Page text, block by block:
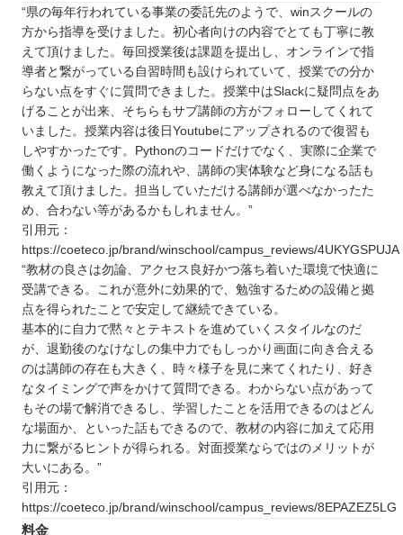
“県の毎年行われている事業の委託先のようで、winスクールの
方から指導を受けました。初心者向けの内容でとても丁寧に教
えて頂けました。毎回授業後は課題を提出し、オンラインで指
導者と繋がっている自習時間も設けられていて、授業での分か
らない点をすぐに質問できました。授業中はSlackに疑問点をあ
げることが出来、そちらもサブ講師の方がフォローしてくれて
いました。授業内容は後日Youtubeにアップされるので復習も
しやすかったです。Pythonのコードだけでなく、実際に企業で
働くようになった際の流れや、講師の実体験など身になる話も
教えて頂けました。担当していただける講師が選べなかったた
め、合わない等があるかもしれません。”
引用元：
https://coeteco.jp/brand/winschool/campus_reviews/4UKYGSPUJA
“教材の良さは勿論、アクセス良好かつ落ち着いた環境で快適に
受講できる。これが意外に効果的で、勉強するための設備と拠
点を得られたことで安定して継続できている。
基本的に自力で黙々とテキストを進めていくスタイルなのだ
が、退勤後のなけなしの集中力でもしっかり画面に向き合える
のは講師の存在も大きく、時々様子を見に来てくれたり、好き
なタイミングで声をかけて質問できる。わからない点があって
もその場で解消できるし、学習したことを活用できるのはどん
な場面か、といった話もできるので、教材の内容に加えて応用
力に繋がるヒントが得られる。対面授業ならではのメリットが
大いにある。”
引用元：
https://coeteco.jp/brand/winschool/campus_reviews/8EPAZEZ5LG
料金